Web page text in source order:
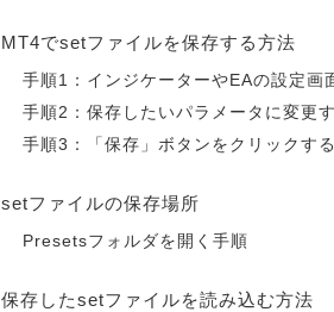
MT4でsetファイルを保存する方法
手順1：インジケーターやEAの設定画
手順2：保存したいパラメータに変更
手順3：「保存」ボタンをクリックする
setファイルの保存場所
Presetsフォルダを開く手順
保存したsetファイルを読み込む方法